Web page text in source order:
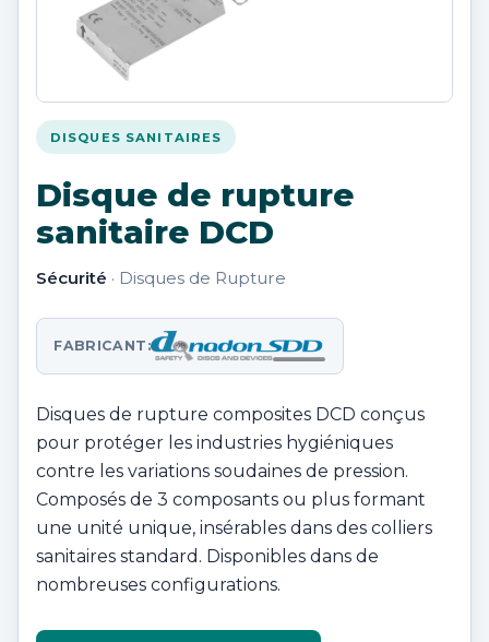
DISQUES SANITAIRES
Disque de rupture
sanitaire DCD
Sécurité · Disques de Rupture
FABRICANT:
Disques de rupture composites DCD conçus
pour protéger les industries hygiéniques
contre les variations soudaines de pression.
Composés de 3 composants ou plus formant
une unité unique, insérables dans des colliers
sanitaires standard. Disponibles dans de
nombreuses configurations.